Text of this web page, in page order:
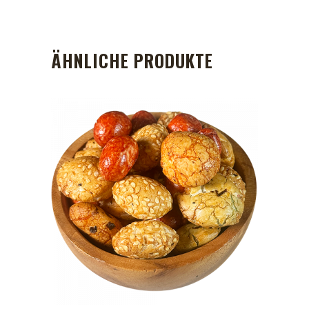
ÄHNLICHE PRODUKTE